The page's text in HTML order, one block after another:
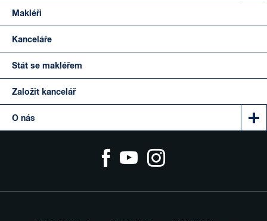
Makléři
Kanceláře
Stát se makléřem
Založit kancelář
O nás